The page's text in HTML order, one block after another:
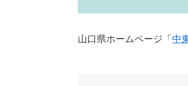
山口県ホームページ「 中